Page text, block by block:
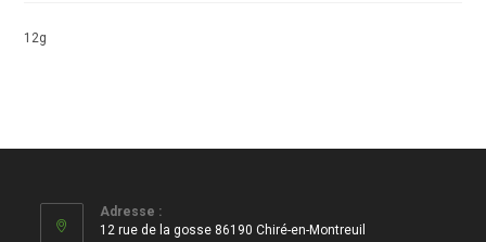
12g
Adresse :
12 rue de la gosse 86190 Chiré-en-Montreuil